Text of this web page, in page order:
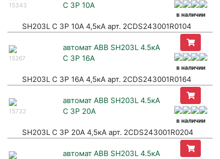
15343
C 3P 10А
в наличии
SH203L C 3P 10А 4,5кА арт. 2CDS243001R0104
15267
автомат ABB SH203L 4.5кА
C 3P 16А
в наличии
SH203L C 3P 16А 4,5кА арт. 2CDS243001R0164
15732
автомат ABB SH203L 4.5кА
C 3P 20А
в наличии
SH203L C 3P 20А 4,5кА арт. 2CDS243001R0204
автомат ABB SH203L 4.5кА